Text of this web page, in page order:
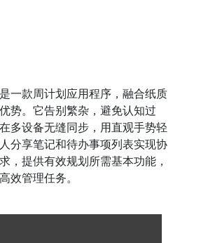
一款周计划应用程序，融合纸质
势。它告别繁杂，避免认知过
多设备无缝同步，用直观手势轻
分享笔记和待办事项列表实现协
，提供有效规划所需基本功能，
效管理任务。